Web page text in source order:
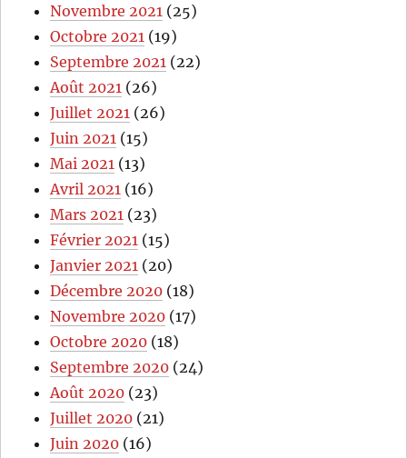
Novembre 2021 (25)
Octobre 2021 (19)
Septembre 2021 (22)
Août 2021 (26)
Juillet 2021 (26)
Juin 2021 (15)
Mai 2021 (13)
Avril 2021 (16)
Mars 2021 (23)
Février 2021 (15)
Janvier 2021 (20)
Décembre 2020 (18)
Novembre 2020 (17)
Octobre 2020 (18)
Septembre 2020 (24)
Août 2020 (23)
Juillet 2020 (21)
Juin 2020 (16)